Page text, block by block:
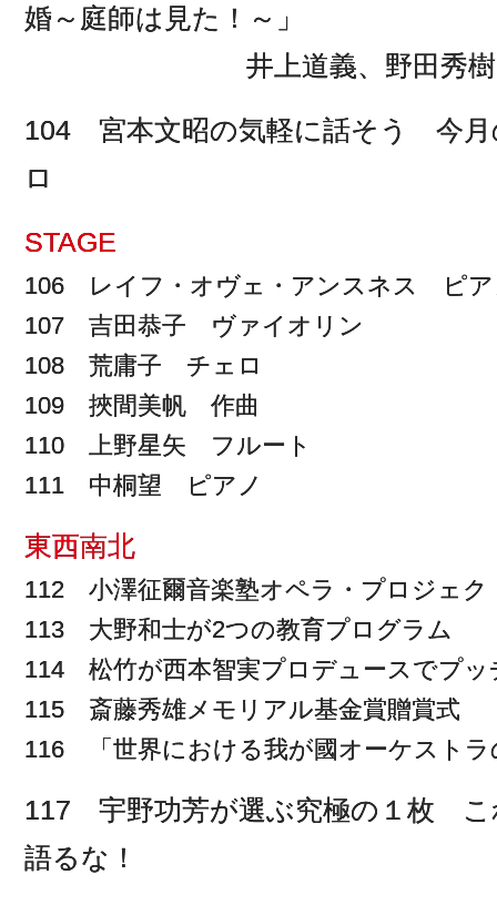
婚～庭師は見た！～」
井上道義、野田秀樹
104 宮本文昭の気軽に話そう 今
ロ
STAGE
106 レイフ・オヴェ・アンスネス ピ
107 吉田恭子 ヴァイオリン
108 荒庸子 チェロ
109 挾間美帆 作曲
110 上野星矢 フルート
111 中桐望 ピアノ
東西南北
112 小澤征爾音楽塾オペラ・プロジェク
113 大野和士が2つの教育プログラム
114 松竹が西本智実プロデュースでプッ
115 斎藤秀雄メモリアル基金賞贈賞式
116 「世界における我が國オーケスト
117 宇野功芳が選ぶ究極の１枚 こ
語るな！